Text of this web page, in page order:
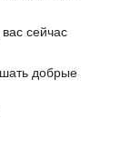
сейчас
добрые